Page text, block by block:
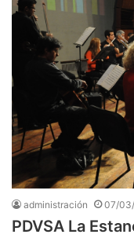
administración 07/
PDVSA La